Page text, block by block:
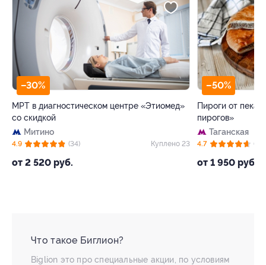
центре «Этиомед»
(34)
–50%
Пироги от пекарни «Магазин
(71)
Что такое Биглион?
Biglion это про специальные акции, по условиям